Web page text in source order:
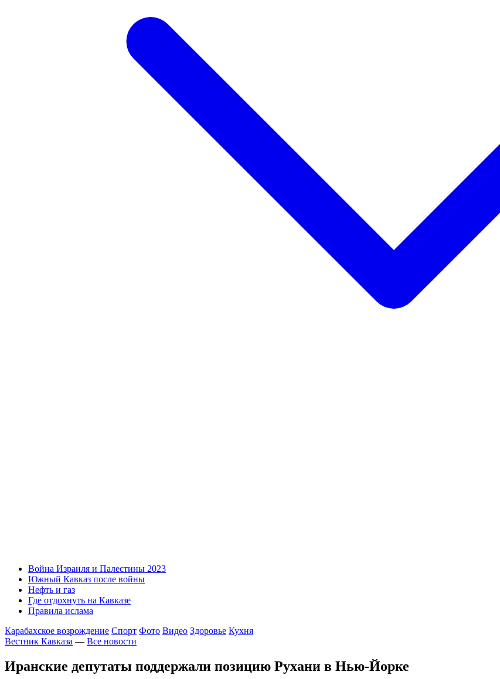
Война Израиля и Палестины 2023
Южный Кавказ после войны
Нефть и газ
Где отдохнуть на Кавказе
Правила ислама
Карабахское возрождение Спорт Фото Видео Здоровье Кухня
Вестник Кавказа — Все новости
Иранские депутаты поддержали позицию Рухани в Нью-Йорке